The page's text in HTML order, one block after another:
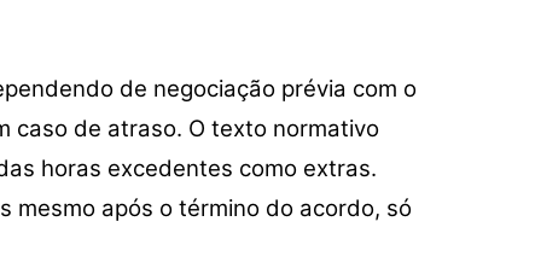
de negociação prévia com o
caso de atraso. O texto normativo
horas excedentes como extras.
após o término do acordo, só